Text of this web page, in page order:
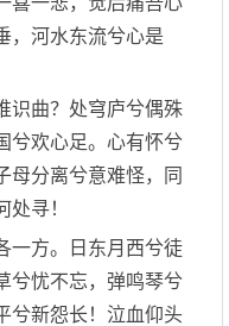
，河水东流兮心是
曲？处穹庐兮偶殊
兮欢心足。心有怀兮
母分离兮意难怪，同
寻！
方。日东月西兮徒
兮忧不忘，弹鸣琴兮
兮新怨长！泣血仰头